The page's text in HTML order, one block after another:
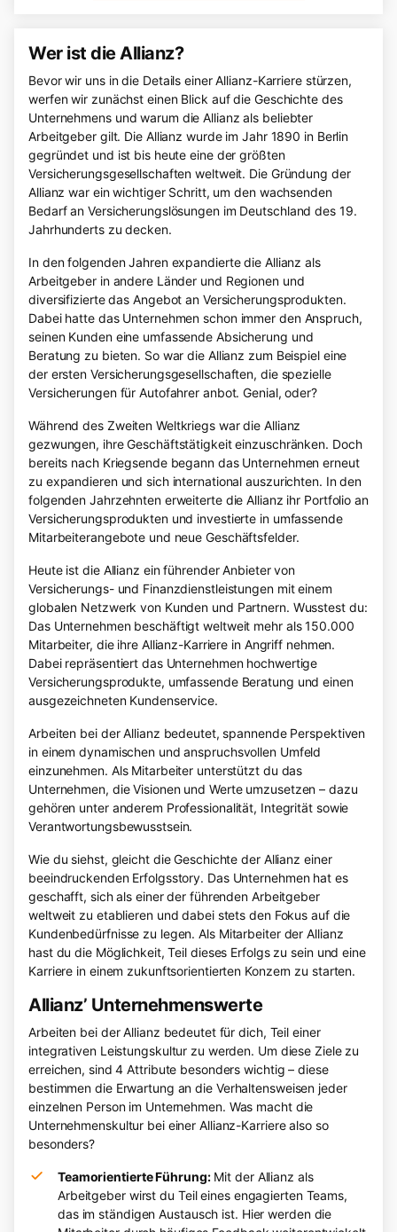
Wer ist die Allianz?
Bevor wir uns in die Details einer Allianz-Karriere stürzen,
werfen wir zunächst einen Blick auf die Geschichte des
Unternehmens und warum die Allianz als beliebter
Arbeitgeber gilt. Die Allianz wurde im Jahr 1890 in Berlin
gegründet und ist bis heute eine der größten
Versicherungsgesellschaften weltweit. Die Gründung der
Allianz war ein wichtiger Schritt, um den wachsenden
Bedarf an Versicherungslösungen im Deutschland des 19.
Jahrhunderts zu decken.
In den folgenden Jahren expandierte die Allianz als
Arbeitgeber in andere Länder und Regionen und
diversifizierte das Angebot an Versicherungsprodukten.
Dabei hatte das Unternehmen schon immer den Anspruch,
seinen Kunden eine umfassende Absicherung und
Beratung zu bieten. So war die Allianz zum Beispiel eine
der ersten Versicherungsgesellschaften, die spezielle
Versicherungen für Autofahrer anbot. Genial, oder?
Während des Zweiten Weltkriegs war die Allianz
gezwungen, ihre Geschäftstätigkeit einzuschränken. Doch
bereits nach Kriegsende begann das Unternehmen erneut
zu expandieren und sich international auszurichten. In den
folgenden Jahrzehnten erweiterte die Allianz ihr Portfolio an
Versicherungsprodukten und investierte in umfassende
Mitarbeiterangebote und neue Geschäftsfelder.
Heute ist die Allianz ein führender Anbieter von
Versicherungs- und Finanzdienstleistungen mit einem
globalen Netzwerk von Kunden und Partnern. Wusstest du:
Das Unternehmen beschäftigt weltweit mehr als 150.000
Mitarbeiter, die ihre Allianz-Karriere in Angriff nehmen.
Dabei repräsentiert das Unternehmen hochwertige
Versicherungsprodukte, umfassende Beratung und einen
ausgezeichneten Kundenservice.
Arbeiten bei der Allianz bedeutet, spannende Perspektiven
in einem dynamischen und anspruchsvollen Umfeld
einzunehmen. Als Mitarbeiter unterstützt du das
Unternehmen, die Visionen und Werte umzusetzen – dazu
gehören unter anderem Professionalität, Integrität sowie
Verantwortungsbewusstsein.
Wie du siehst, gleicht die Geschichte der Allianz einer
beeindruckenden Erfolgsstory. Das Unternehmen hat es
geschafft, sich als einer der führenden Arbeitgeber
weltweit zu etablieren und dabei stets den Fokus auf die
Kundenbedürfnisse zu legen. Als Mitarbeiter der Allianz
hast du die Möglichkeit, Teil dieses Erfolgs zu sein und eine
Karriere in einem zukunftsorientierten Konzern zu starten.
Allianz’ Unternehmenswerte
Arbeiten bei der Allianz bedeutet für dich, Teil einer
integrativen Leistungskultur zu werden. Um diese Ziele zu
erreichen, sind 4 Attribute besonders wichtig – diese
bestimmen die Erwartung an die Verhaltensweisen jeder
einzelnen Person im Unternehmen. Was macht die
Unternehmenskultur bei einer Allianz-Karriere also so
besonders?
Teamorientierte Führung:Mit der Allianz als
Arbeitgeber wirst du Teil eines engagierten Teams,
das im ständigen Austausch ist. Hier werden die